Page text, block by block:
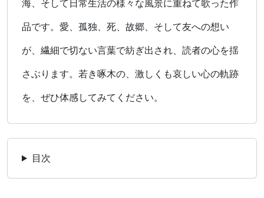
海、そして日常生活の様々な風景に重ねて歌った作
品です。愛、孤独、死、故郷、そして友への想い
が、繊細で切ない言葉で紡ぎ出され、読者の心を揺
さぶります。若き啄木の、激しくも哀しい心の軌跡
を、ぜひ体感してみてください。
目次